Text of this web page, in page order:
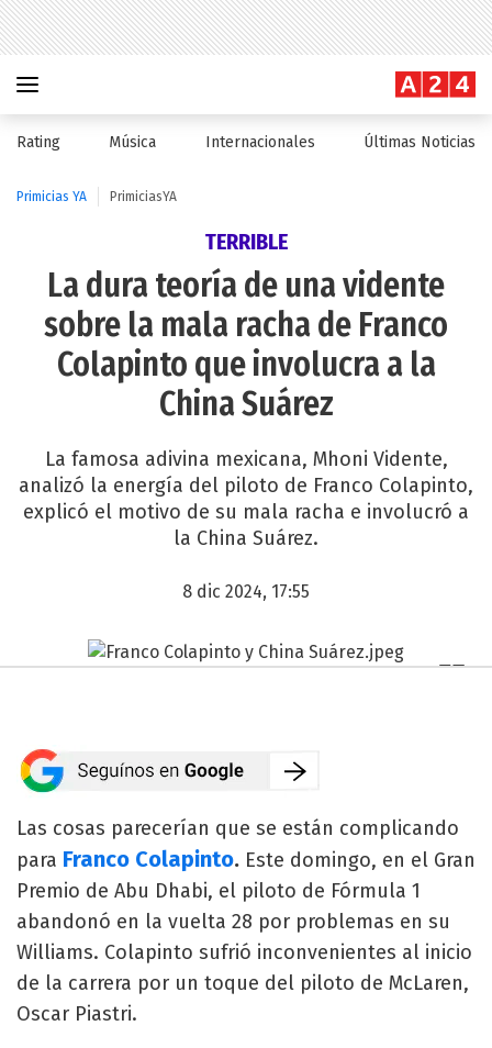
Rating Música Internacionales Últimas Noticias
Primicias YA PrimiciasYA
TERRIBLE
La dura teoría de una vidente
sobre la mala racha de Franco
Colapinto que involucra a la
China Suárez
La famosa adivina mexicana, Mhoni Vidente,
analizó la energía del piloto de Franco Colapinto,
explicó el motivo de su mala racha e involucró a
la China Suárez.
8 dic 2024, 17:55
Las cosas parecerían que se están complicando
para Franco Colapinto. Este domingo, en el Gran
Premio de Abu Dhabi, el piloto de Fórmula 1
abandonó en la vuelta 28 por problemas en su
Williams. Colapinto sufrió inconvenientes al inicio
de la carrera por un toque del piloto de McLaren,
Oscar Piastri.